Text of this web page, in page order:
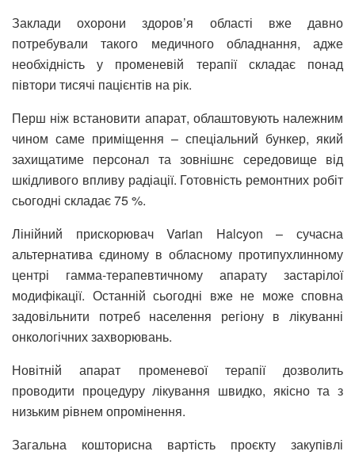
Заклади охорони здоров’я області вже давно
потребували такого медичного обладнання, адже
необхідність у променевій терапії складає понад
півтори тисячі пацієнтів на рік.
Перш ніж встановити апарат, облаштовують належним
чином саме приміщення – спеціальний бункер, який
захищатиме персонал та зовнішнє середовище від
шкідливого впливу радіації. Готовність ремонтних робіт
сьогодні складає 75 %.
Лінійний прискорювач Varian Halcyon – сучасна
альтернатива єдиному в обласному протипухлинному
центрі гамма-терапевтичному апарату застарілої
модифікації. Останній сьогодні вже не може сповна
задовільнити потреб населення регіону в лікуванні
онкологічних захворювань.
Новітній апарат променевої терапії дозволить
проводити процедуру лікування швидко, якісно та з
низьким рівнем опромінення.
Загальна кошторисна вартість проєкту закупівлі